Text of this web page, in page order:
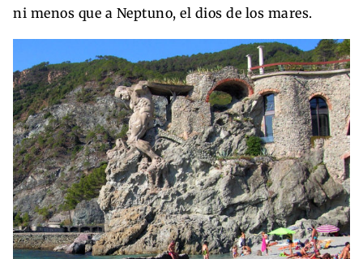
ni menos que a Neptuno, el dios de los mares.